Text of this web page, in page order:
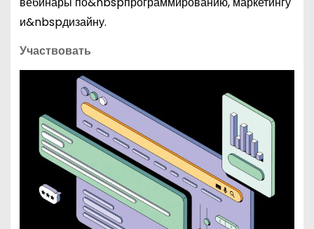
и&nbspдизайну.
Участвовать